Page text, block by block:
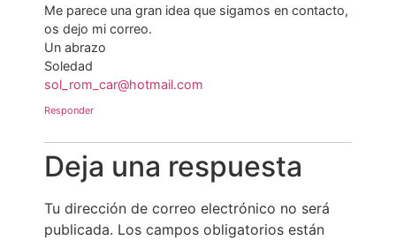
Me parece una gran idea que sigamos en contacto,
os dejo mi correo.
Un abrazo
Soledad
sol_rom_car@hotmail.com
Responder
Deja una respuesta
Tu dirección de correo electrónico no será
publicada. Los campos obligatorios están